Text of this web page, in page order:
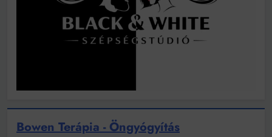
Bowen Terápia - Öngyógyítás